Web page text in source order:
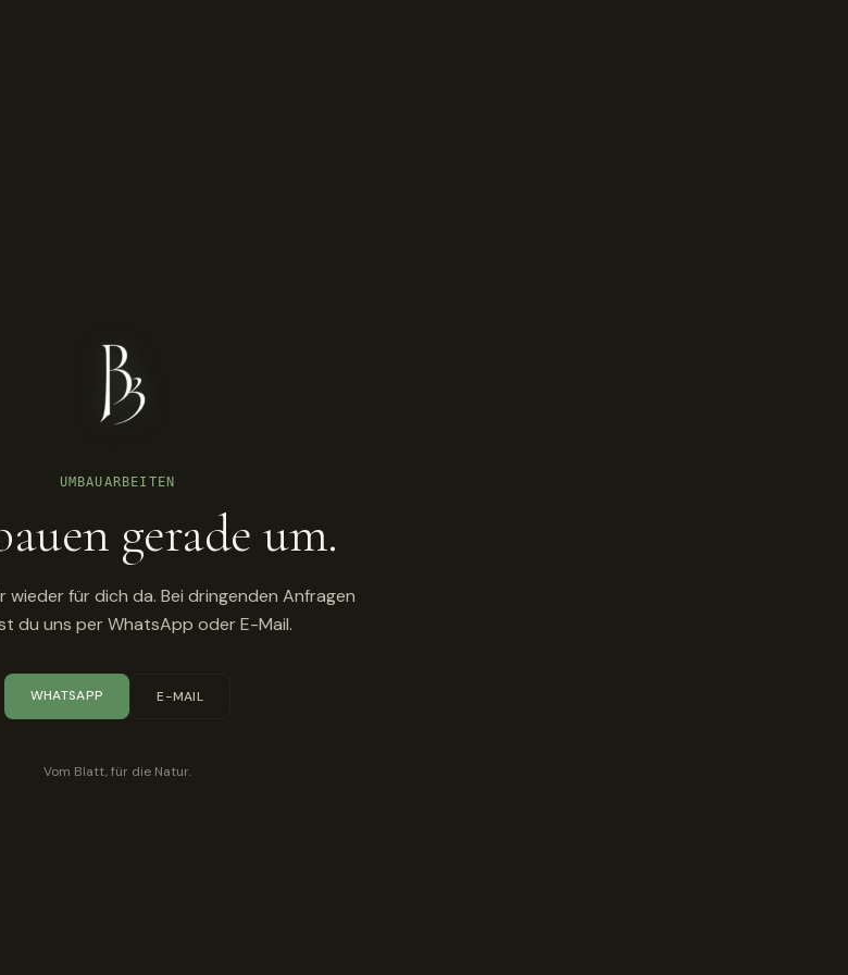
UMBAUARBEITEN
gerade um.
wieder für dich da. Bei dringenden Anfragen
du uns per WhatsApp oder E-Mail.
WHATSAPP E-MAIL
Vom Blatt, für die Natur.